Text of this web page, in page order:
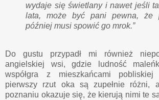
wydaje się świetlany i nawet jeśli
lata, może być pani pewna, że
później musi spowić go mrok.”
Do gustu przypadł mi również
angielskiej wsi, gdzie ludność
współgra z mieszkańcami pobliskiej
pierwszy rzut oka są zupełnie różni,
poznaniu okazuje się, że kierują nimi te